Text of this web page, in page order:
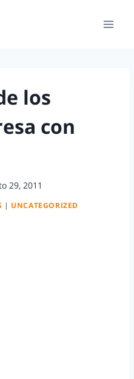
los
con
29, 2011
| UNCATEGORIZED